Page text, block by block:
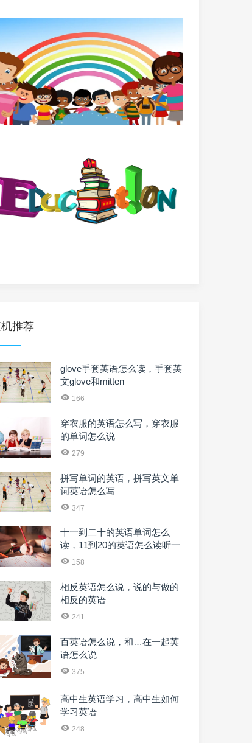
机推荐
glove手套英语怎么读，手套英
文glove和mitten
166
穿衣服的英语怎么写，穿衣服
的单词怎么说
279
拼写单词的英语，拼写英文单
词英语怎么写
347
十一到二十的英语单词怎么
读，11到20的英语怎么读听一
下 158
相反英语怎么说，说的与做的
相反的英语
241
百英语怎么说，和…在一起英
语怎么说
375
高中生英语学习，高中生如何
学习英语
248